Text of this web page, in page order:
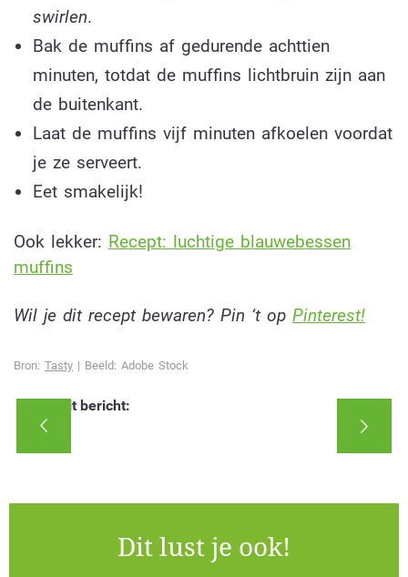
swirlen.
Bak de muffins af gedurende achttien
minuten, totdat de muffins lichtbruin zijn aan
de buitenkant.
Laat de muffins vijf minuten afkoelen voordat
je ze serveert.
Eet smakelijk!
Ook lekker: Recept: luchtige blauwebessen
muffins
Wil je dit recept bewaren? Pin ‘t op Pinterest!
Bron: Tasty | Beeld: Adobe Stock
Deel dit bericht:
Dit lust je ook!